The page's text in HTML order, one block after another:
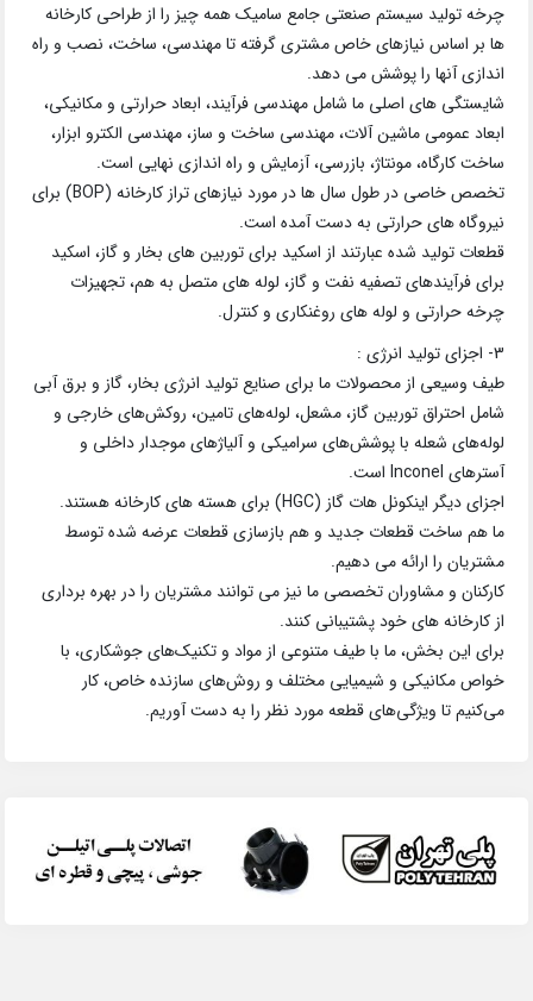
چرخه تولید سیستم صنعتی جامع سامیک همه چیز را از طراحی کارخانه
ها بر اساس نیازهای خاص مشتری گرفته تا مهندسی، ساخت، نصب و راه
اندازی آنها را پوشش می دهد.
شایستگی های اصلی ما شامل مهندسی فرآیند، ابعاد حرارتی و مکانیکی،
ابعاد عمومی ماشین آلات، مهندسی ساخت و ساز، مهندسی الکترو ابزار،
ساخت کارگاه، مونتاژ، بازرسی، آزمایش و راه اندازی نهایی است.
تخصص خاصی در طول سال ها در مورد نیازهای تراز کارخانه (BOP) برای
نیروگاه های حرارتی به دست آمده است.
قطعات تولید شده عبارتند از اسکید برای توربین های بخار و گاز، اسکید
برای فرآیندهای تصفیه نفت و گاز، لوله های متصل به هم، تجهیزات
چرخه حرارتی و لوله های روغنکاری و کنترل.
3- اجزای تولید انرژی :
طیف وسیعی از محصولات ما برای صنایع تولید انرژی بخار، گاز و برق آبی
شامل احتراق توربین گاز، مشعل، لوله‌های تامین، روکش‌های خارجی و
لوله‌های شعله با پوشش‌های سرامیکی و آلیاژهای موجدار داخلی و
آسترهای Inconel است.
اجزای دیگر اینکونل هات گاز (HGC) برای هسته های کارخانه هستند.
ما هم ساخت قطعات جدید و هم بازسازی قطعات عرضه شده توسط
مشتریان را ارائه می دهیم.
کارکنان و مشاوران تخصصی ما نیز می توانند مشتریان را در بهره برداری
از کارخانه های خود پشتیبانی کنند.
برای این بخش، ما با طیف متنوعی از مواد و تکنیک‌های جوشکاری، با
خواص مکانیکی و شیمیایی مختلف و روش‌های سازنده خاص، کار
می‌کنیم تا ویژگی‌های قطعه مورد نظر را به دست آوریم.